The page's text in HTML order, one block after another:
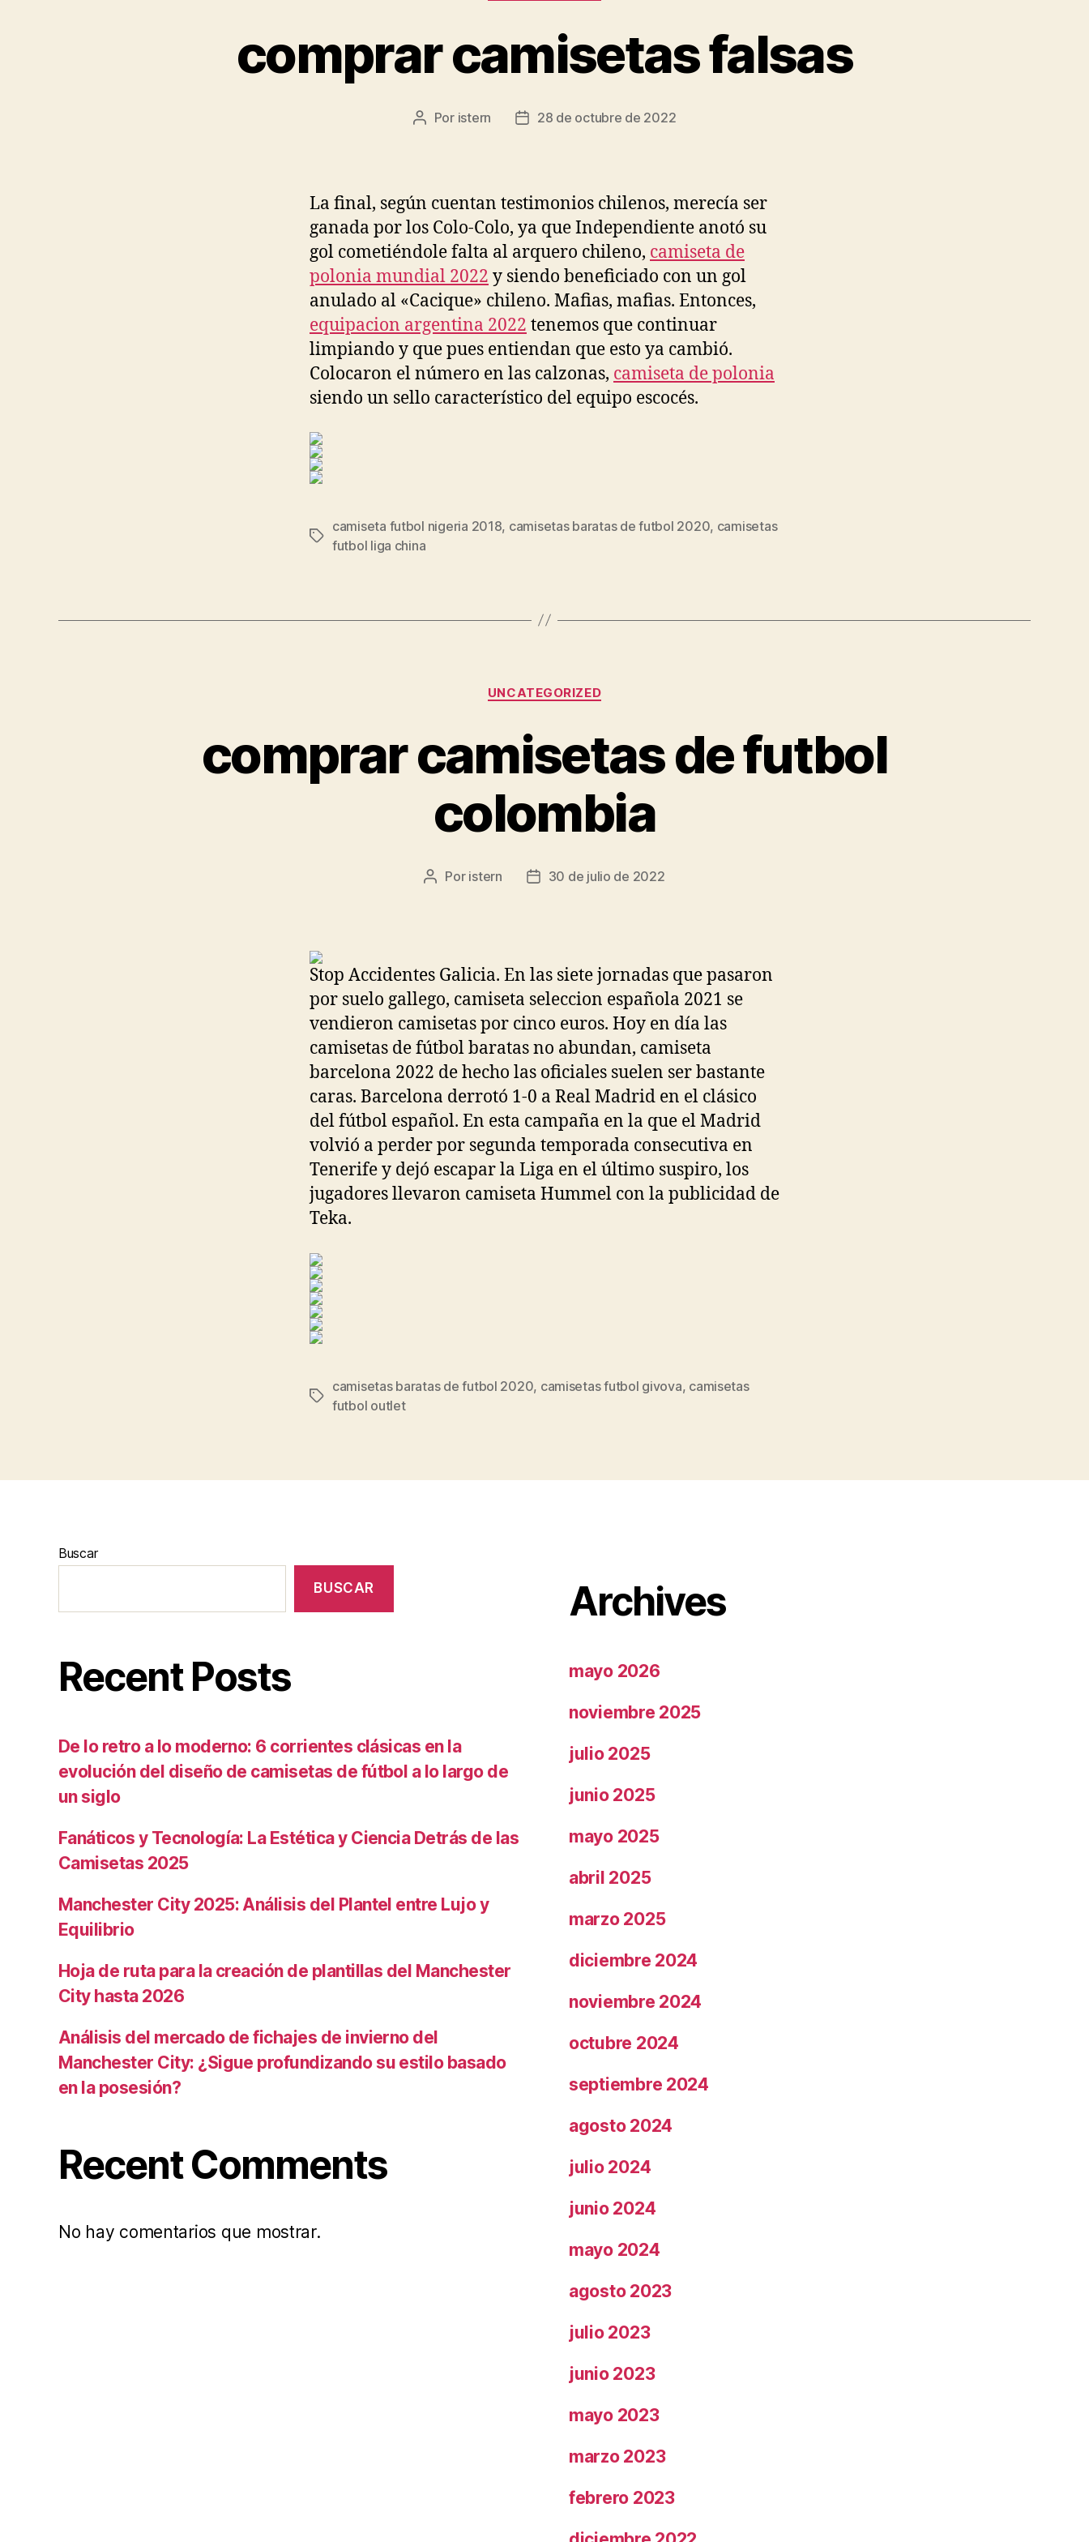
comprar camisetas falsas
Autor
Por istern
Fecha28 de octubre de 2022
La final, según cuentan testimonios chilenos, merecía ser
ganada por los Colo-Colo, ya que Independiente anotó su
gol cometiéndole falta al arquero chileno, camiseta de
polonia mundial 2022 y siendo beneficiado con un gol
anulado al «Cacique» chileno. Mafias, mafias. Entonces,
equipacion argentina 2022 tenemos que continuar
limpiando y que pues entiendan que esto ya cambió.
Colocaron el número en las calzonas, camiseta de polonia
siendo un sello característico del equipo escocés.
Etiquetas
camiseta futbol nigeria 2018, camisetas baratas de futbol 2020, camisetas
futbol liga china
Categorías
UNCATEGORIZED
comprar camisetas de futbol
colombia
Autor
Por istern
Fecha30 de julio de 2022
Stop Accidentes Galicia. En las siete jornadas que pasaron
por suelo gallego, camiseta seleccion española 2021 se
vendieron camisetas por cinco euros. Hoy en día las
camisetas de fútbol baratas no abundan, camiseta
barcelona 2022 de hecho las oficiales suelen ser bastante
caras. Barcelona derrotó 1-0 a Real Madrid en el clásico
del fútbol español. En esta campaña en la que el Madrid
volvió a perder por segunda temporada consecutiva en
Tenerife y dejó escapar la Liga en el último suspiro, los
jugadores llevaron camiseta Hummel con la publicidad de
Teka.
Etiquetas
camisetas baratas de futbol 2020, camisetas futbol givova, camisetas
futbol outlet
Buscar
BUSCAR
Recent Posts
De lo retro a lo moderno: 6 corrientes clásicas en la
evolución del diseño de camisetas de fútbol a lo largo de
un siglo
Fanáticos y Tecnología: La Estética y Ciencia Detrás de las
Camisetas 2025
Manchester City 2025: Análisis del Plantel entre Lujo y
Equilibrio
Hoja de ruta para la creación de plantillas del Manchester
City hasta 2026
Análisis del mercado de fichajes de invierno del
Manchester City: ¿Sigue profundizando su estilo basado
en la posesión?
Recent Comments
No hay comentarios que mostrar.
Archives
mayo 2026
noviembre 2025
julio 2025
junio 2025
mayo 2025
abril 2025
marzo 2025
diciembre 2024
noviembre 2024
octubre 2024
septiembre 2024
agosto 2024
julio 2024
junio 2024
mayo 2024
agosto 2023
julio 2023
junio 2023
mayo 2023
marzo 2023
febrero 2023